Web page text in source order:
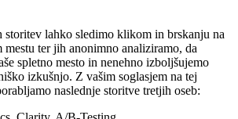
storitev lahko sledimo klikom in brskanju na
mestu ter jih anonimno analiziramo, da
spletno mesto in nenehno izboljšujemo
izkušnjo. Z vašim soglasjem na tej
naslednje storitve tretjih oseb: